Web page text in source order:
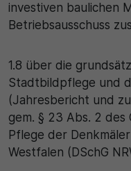
investiven baulichen
Betriebsausschuss
1.8 über die
Stadtbildpflege und
(Jahresbericht und
gem. § 23 Abs. 2 des
Pflege der
Westfalen (DSchG